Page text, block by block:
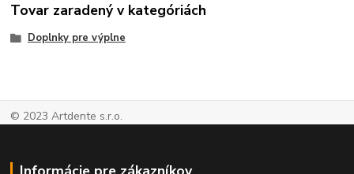
Tovar zaradený v kategóriách
Doplnky pre výplne
© 2023 Artdente s.r.o.